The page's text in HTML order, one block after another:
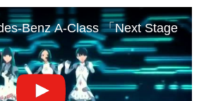
Benz A-Class 「Next Stage